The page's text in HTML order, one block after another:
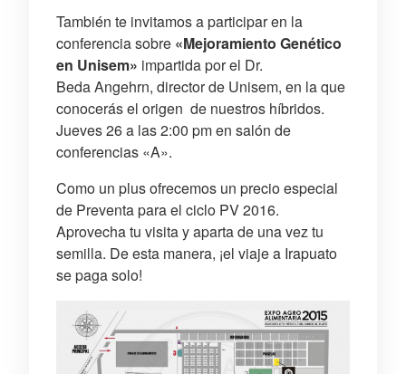
También te invitamos a participar en la
conferencia sobre «Mejoramiento Genético
en Unisem» impartida por el Dr.
Beda Angehrn, director de Unisem, en la que
conocerás el origen de nuestros híbridos.
Jueves 26 a las 2:00 pm en salón de
conferencias «A».
Como un plus ofrecemos un precio especial
de Preventa para el ciclo PV 2016.
Aprovecha tu visita y aparta de una vez tu
semilla. De esta manera, ¡el viaje a Irapuato
se paga solo!